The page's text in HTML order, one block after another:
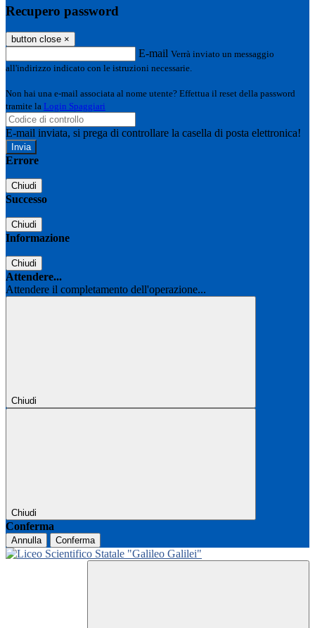
Recupero password
button close ×
E-mail Verrà inviato un messaggio
all'indirizzo indicato con le istruzioni necessarie.
Non hai una e-mail associata al nome utente? Effettua il reset della password
tramite la Login Spaggiari
E-mail inviata, si prega di controllare la casella di posta elettronica!
Errore
Chiudi
Successo
Chiudi
Informazione
Chiudi
Attendere...
Attendere il completamento dell'operazione...
Chiudi
Chiudi
Conferma
Annulla Conferma